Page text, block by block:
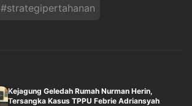
#strategipertahanan
Kejagung Geledah Rumah Nurman Herin,
Tersangka Kasus TPPU Febrie Adriansyah